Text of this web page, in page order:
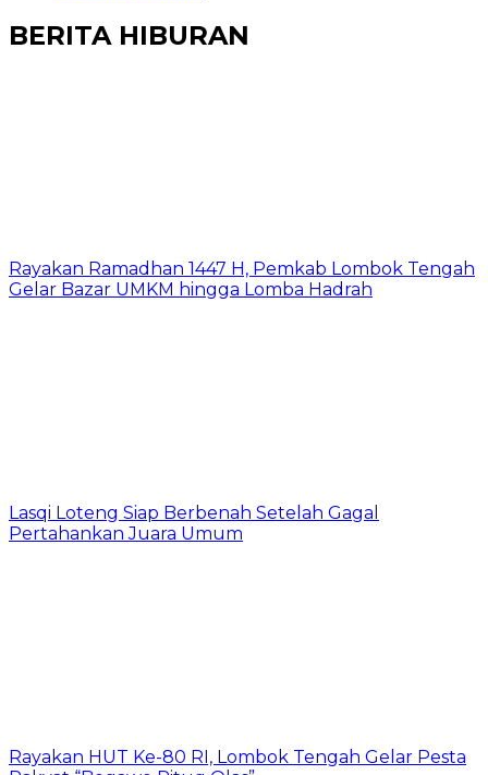
BERITA HIBURAN
Rayakan Ramadhan 1447 H, Pemkab Lombok Tengah
Gelar Bazar UMKM hingga Lomba Hadrah
Lasqi Loteng Siap Berbenah Setelah Gagal
Pertahankan Juara Umum
Rayakan HUT Ke-80 RI, Lombok Tengah Gelar Pesta